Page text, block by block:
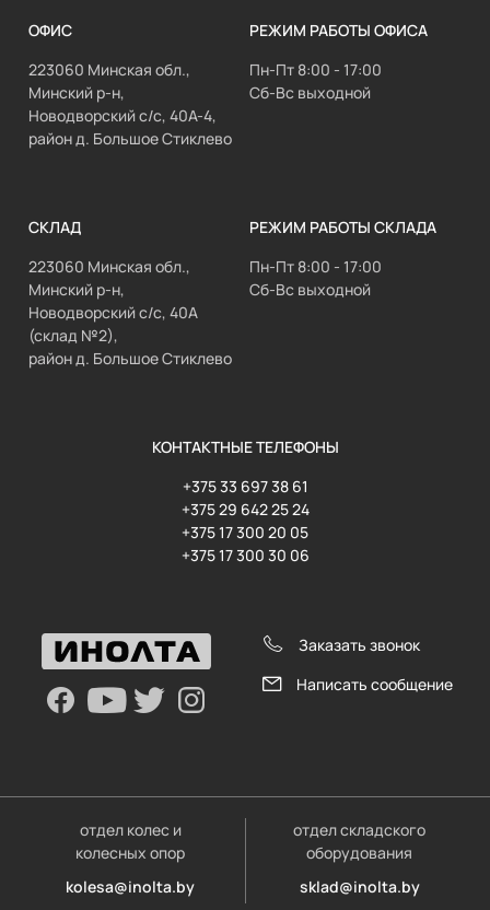
ОФИС
223060 Минская обл.,
Минский р-н,
Новодворский с/с, 40А-4,
район д. Большое Стиклево
РЕЖИМ РАБОТЫ ОФИСА
Пн-Пт 8:00 - 17:00
Сб-Вс выходной
СКЛАД
223060 Минская обл.,
Минский р-н,
Новодворский с/с, 40А
(склад №2),
район д. Большое Стиклево
РЕЖИМ РАБОТЫ СКЛАДА
Пн-Пт 8:00 - 17:00
Сб-Вс выходной
КОНТАКТНЫЕ ТЕЛЕФОНЫ
+375 33 697 38 61
+375 29 642 25 24
+375 17 300 20 05
+375 17 300 30 06
Заказать звонок
Написать сообщение
отдел колес и
колесных опор
kolesa@inolta.by
отдел складского
оборудования
sklad@inolta.by